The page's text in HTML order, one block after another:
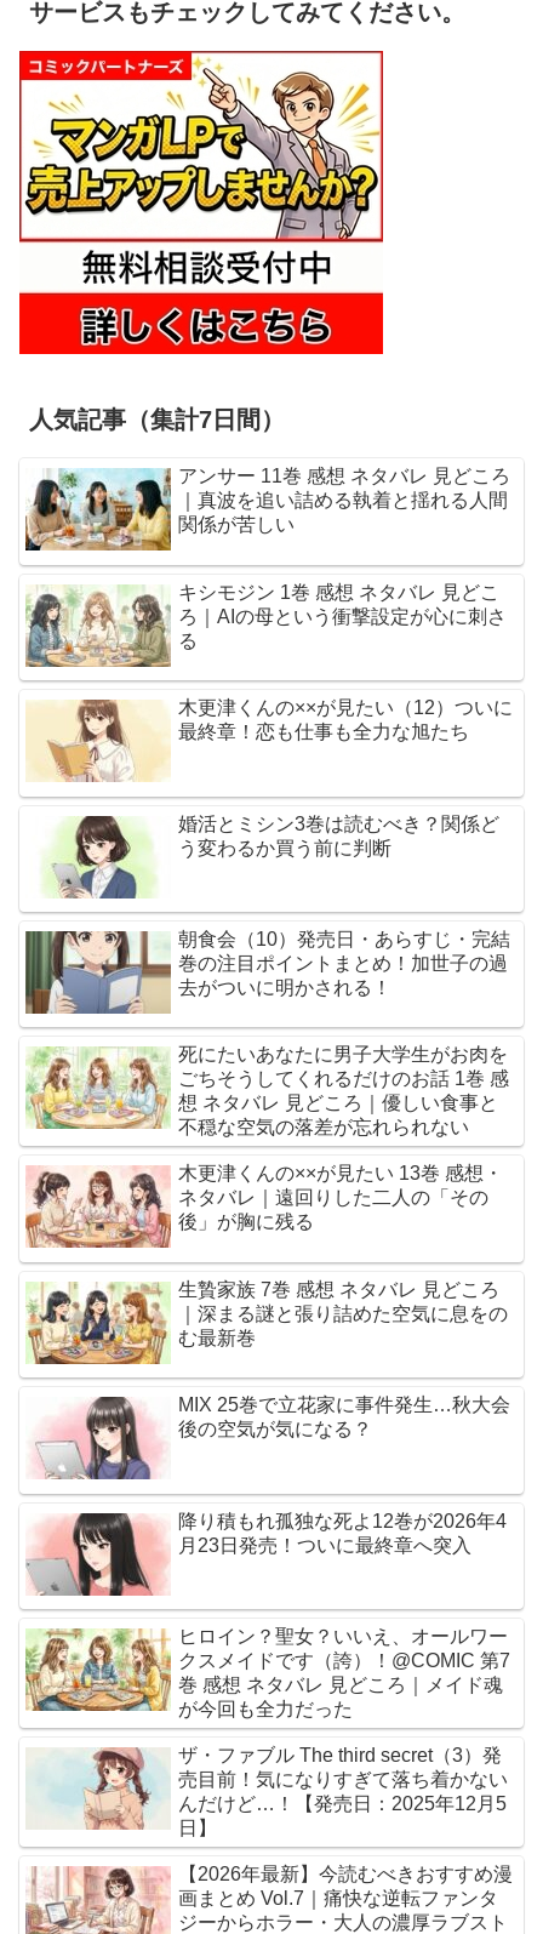
サービスもチェックしてみてください。
人気記事（集計7日間）
アンサー 11巻 感想 ネタバレ 見どころ
｜真波を追い詰める執着と揺れる人間
関係が苦しい
キシモジン 1巻 感想 ネタバレ 見どこ
ろ｜AIの母という衝撃設定が心に刺さ
る
木更津くんの××が見たい（12）ついに
最終章！恋も仕事も全力な旭たち
婚活とミシン3巻は読むべき？関係ど
う変わるか買う前に判断
朝食会（10）発売日・あらすじ・完結
巻の注目ポイントまとめ！加世子の過
去がついに明かされる！
死にたいあなたに男子大学生がお肉を
ごちそうしてくれるだけのお話 1巻 感
想 ネタバレ 見どころ｜優しい食事と
不穏な空気の落差が忘れられない
木更津くんの××が見たい 13巻 感想・
ネタバレ｜遠回りした二人の「その
後」が胸に残る
生贄家族 7巻 感想 ネタバレ 見どころ
｜深まる謎と張り詰めた空気に息をの
む最新巻
MIX 25巻で立花家に事件発生…秋大会
後の空気が気になる？
降り積もれ孤独な死よ12巻が2026年4
月23日発売！ついに最終章へ突入
ヒロイン？聖女？いいえ、オールワー
クスメイドです（誇）！@COMIC 第7
巻 感想 ネタバレ 見どころ｜メイド魂
が今回も全力だった
ザ・ファブル The third secret（3）発
売目前！気になりすぎて落ち着かない
んだけど…！【発売日：2025年12月5
日】
【2026年最新】今読むべきおすすめ漫
画まとめ Vol.7｜痛快な逆転ファンタ
ジーからホラー・大人の濃厚ラブスト